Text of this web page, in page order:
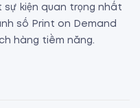
sự kiện quan trọng nhất
số Print on Demand
hàng tiềm năng.